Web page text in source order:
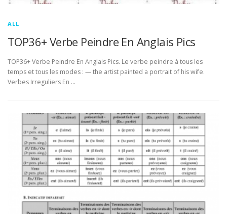
ALL
TOP36+ Verbe Peindre En Anglais Pics
TOP36+ Verbe Peindre En Anglais Pics. Le verbe peindre à tous les
temps et tous les modes : — the artist painted a portrait of his wife.
Verbes Irreguliers En …